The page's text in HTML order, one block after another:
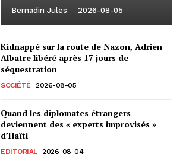
Bernadin Jules - 2026-08-05
Kidnappé sur la route de Nazon, Adrien
Albatre libéré après 17 jours de
séquestration
SOCIÉTÉ 2026-08-05
Quand les diplomates étrangers
deviennent des « experts improvisés »
d’Haïti
EDITORIAL 2026-08-04